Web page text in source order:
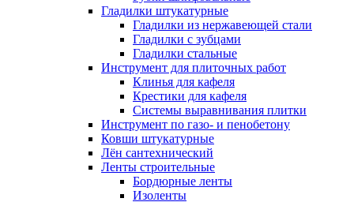
Гладилки штукатурные
Гладилки из нержавеющей стали
Гладилки с зубцами
Гладилки стальные
Инструмент для плиточных работ
Клинья для кафеля
Крестики для кафеля
Системы выравнивания плитки
Инструмент по газо- и пенобетону
Ковши штукатурные
Лён сантехнический
Ленты строительные
Бордюрные ленты
Изоленты